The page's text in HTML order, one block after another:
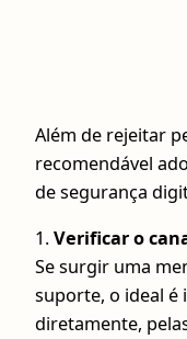
Além de rejeitar
recomendável
de segurança
1.Verificar o
Se surgir uma
suporte, o ideal é
diretamente,